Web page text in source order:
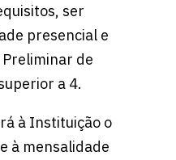
ser
presencial e
de
a 4.
à Instituição o
à mensalidade